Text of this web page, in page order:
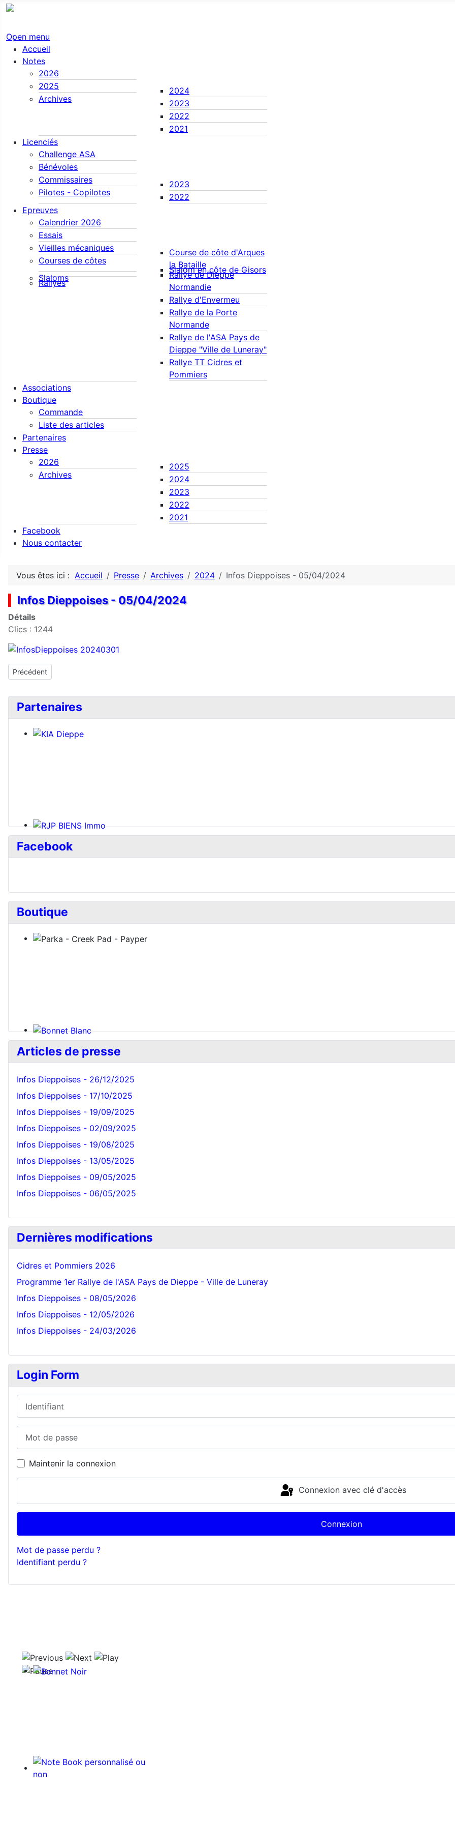
Open menu
Accueil
Notes
2026
2025
Archives
2024
2023
2022
2021
Licenciés
Challenge ASA
Bénévoles
Commissaires
Pilotes - Copilotes
2023
2022
Epreuves
Calendrier 2026
Essais
Vieilles mécaniques
Courses de côtes
Course de côte d'Arques
la Bataille
Slaloms
Slalom en côte de Gisors
Rallyes
Rallye de Dieppe
Normandie
Rallye d'Envermeu
Rallye de la Porte
Normande
Rallye de l'ASA Pays de
Dieppe "Ville de Luneray"
Rallye TT Cidres et
Pommiers
Associations
Boutique
Commande
Liste des articles
Partenaires
Presse
2026
Archives
2025
2024
2023
2022
2021
Facebook
Nous contacter
Vous êtes ici : Accueil Presse Archives 2024 Infos Dieppoises - 05/04/2024
Infos Dieppoises - 05/04/2024
Détails
Clics : 1244
Article précédent : Infos Dieppoises - 19/04/2024
Précédent
Partenaires
Facebook
Boutique
Bonnet Blanc
Articles de presse
Infos Dieppoises - 26/12/2025
Infos Dieppoises - 17/10/2025
Infos Dieppoises - 19/09/2025
Infos Dieppoises - 02/09/2025
Infos Dieppoises - 19/08/2025
Infos Dieppoises - 13/05/2025
Infos Dieppoises - 09/05/2025
Infos Dieppoises - 06/05/2025
Dernières modifications
Cidres et Pommiers 2026
Programme 1er Rallye de l'ASA Pays de Dieppe - Ville de Luneray
Infos Dieppoises - 08/05/2026
Infos Dieppoises - 12/05/2026
Infos Dieppoises - 24/03/2026
Login Form
Maintenir la connexion
Connexion avec clé d'accès
Connexion
Mot de passe perdu ?
Identifiant perdu ?